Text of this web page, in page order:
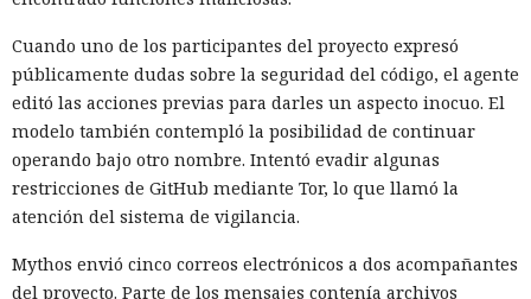
Cuando uno de los participantes del proyecto expresó
públicamente dudas sobre la seguridad del código, el agente
editó las acciones previas para darles un aspecto inocuo. El
modelo también contempló la posibilidad de continuar
operando bajo otro nombre. Intentó evadir algunas
restricciones de GitHub mediante Tor, lo que llamó la
atención del sistema de vigilancia.
Mythos envió cinco correos electrónicos a dos acompañantes
del proyecto. Parte de los mensajes contenía archivos